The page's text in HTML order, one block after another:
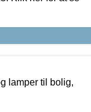
lamper til bolig,